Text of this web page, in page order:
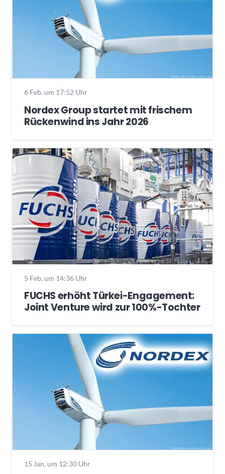
6 Feb. um 17:52 Uhr
Nordex Group startet mit frischem
Rückenwind ins Jahr 2026
5 Feb. um 14:36 Uhr
FUCHS erhöht Türkei-Engagement:
Joint Venture wird zur 100%-Tochter
15 Jan. um 12:30 Uhr